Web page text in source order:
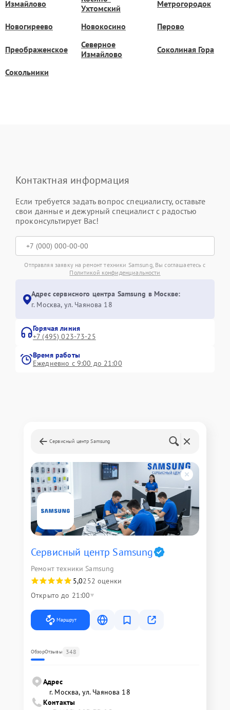
Измайлово
Ухтомский
Метрогородок
Новогиреево Новокосино Перово
Преображенское
Северное
Измайлово
Соколиная Гора
Сокольники
Контактная информация
Если требуется задать вопрос специалисту, оставьте
свои данные и дежурный специалист с радостью
проконсультирует Вас!
Отправляя заявку на ремонт техники Samsung, Вы соглашаетесь с
Политикой конфиденциальности
Адрес сервисного центра Samsung в Москве:
г. Москва, ул. Чаянова 18
Горячая линия
+7 (495) 023-73-25
Время работы
Ежедневно с 9:00 до 21:00
Сервисный центр Samsung
Сервисный центр Samsung
Ремонт техники Samsung
5,0252 оценки
Открыто до 21:00
Маршрут
ОбзорОтзывы 348
Адрес
г. Москва, ул. Чаянова 18
Контакты